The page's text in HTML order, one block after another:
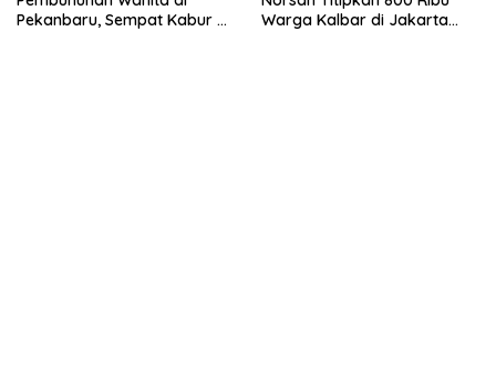
Pekanbaru, Sempat Kabur ke
Warga Kalbar di Jakarta